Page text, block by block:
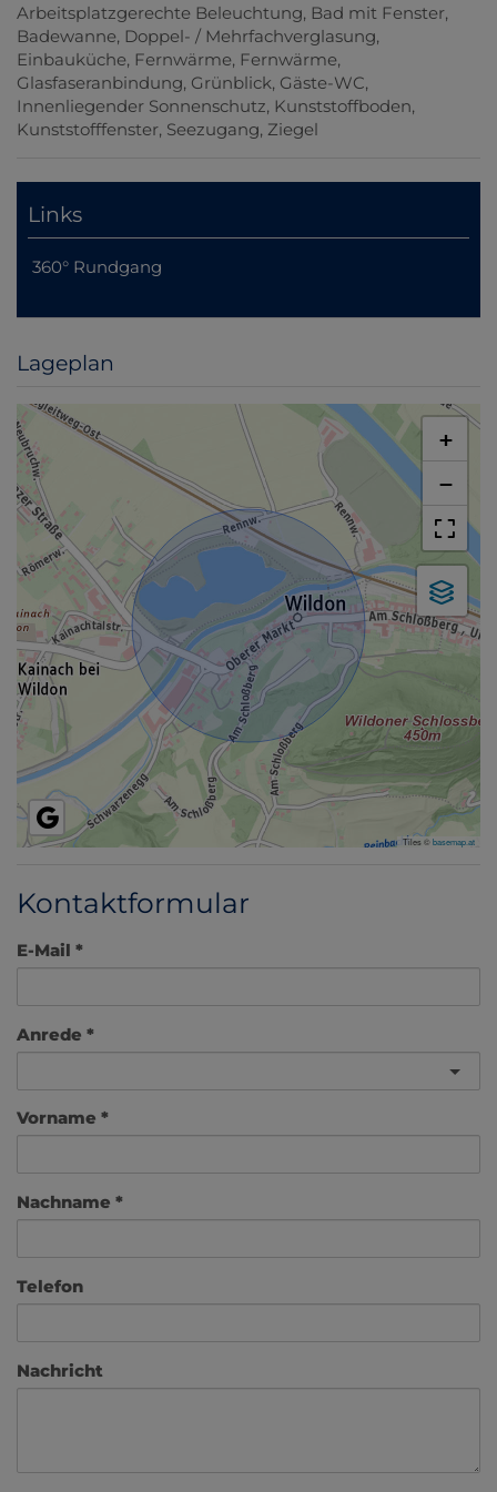
Arbeitsplatzgerechte Beleuchtung Bad mit Fenster
Badewanne Doppel- / Mehrfachverglasung
Einbauküche Fernwärme Fernwärme
Glasfaseranbindung Grünblick Gäste-WC
Innenliegender Sonnenschutz Kunststoffboden
Kunststofffenster Seezugang Ziegel
Links
360° Rundgang
Lageplan
+
−
Tiles ©basemap.at
Kontaktformular
E-Mail
Anrede
Vorname
Nachname
Telefon
Nachricht